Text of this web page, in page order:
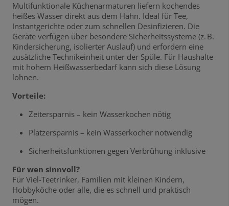
Multifunktionale Küchenarmaturen liefern kochendes
heißes Wasser direkt aus dem Hahn. Ideal für Tee,
Instantgerichte oder zum schnellen Desinfizieren. Die
Geräte verfügen über besondere Sicherheitssysteme (z. B.
Kindersicherung, isolierter Auslauf) und erfordern eine
zusätzliche Technikeinheit unter der Spüle. Für Haushalte
mit hohem Heißwasserbedarf kann sich diese Lösung
lohnen.
Vorteile:
Zeitersparnis – kein Wasserkochen nötig
Platzersparnis – kein Wasserkocher notwendig
Sicherheitsfunktionen gegen Verbrühung inklusive
Für wen sinnvoll?
Für Viel-Teetrinker, Familien mit kleinen Kindern,
Hobbyköche oder alle, die es schnell und praktisch
mögen.